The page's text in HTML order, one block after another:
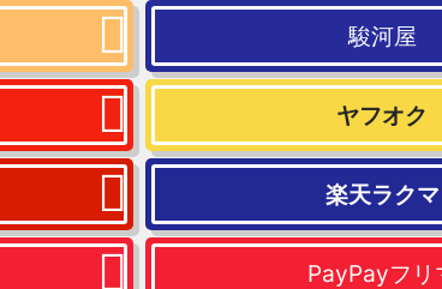
駿河屋
ヤフオク
楽天ラクマ
PayPayフリ